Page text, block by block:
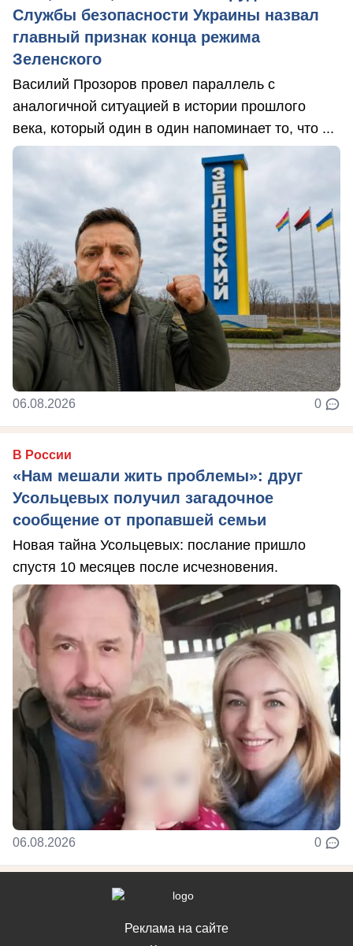
Службы безопасности Украины назвал
главный признак конца режима
Зеленского
Василий Прозоров провел параллель с
аналогичной ситуацией в истории прошлого
века, который один в один напоминает то, что ...
06.08.2026 0
В России
«Нам мешали жить проблемы»: друг
Усольцевых получил загадочное
сообщение от пропавшей семьи
Новая тайна Усольцевых: послание пришло
спустя 10 месяцев после исчезновения.
06.08.2026 0
Реклама на сайте